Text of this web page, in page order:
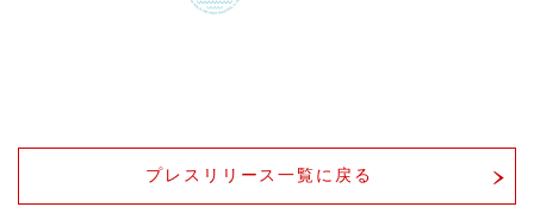
プレスリリース一覧に戻る